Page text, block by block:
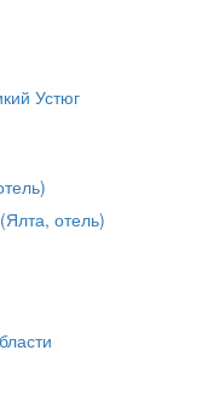
Устюг
отель)